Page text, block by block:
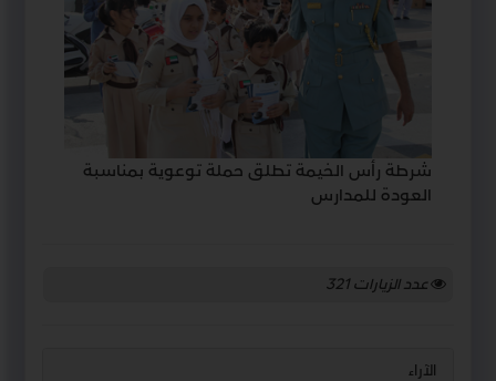
شرطة رأس الخيمة تطلق حملة توعوية بمناسبة
العودة للمدارس
عدد الزيارات321
الآراء